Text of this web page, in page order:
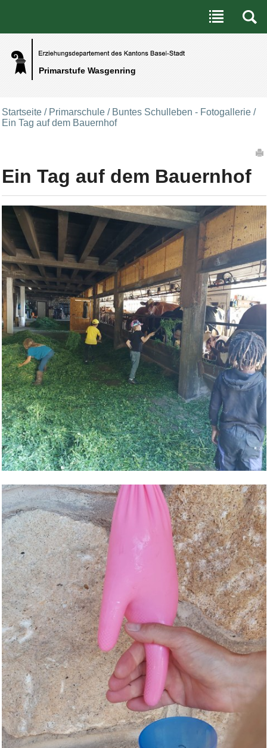
Primarstufe Wasgenring
Benutzerspezifische Werkzeuge
Direkt zum Inhalt|Direkt zur Navigation
Startseite / Primarschule / Buntes Schulleben - Fotogallerie /
Ein Tag auf dem Bauernhof
Ein Tag auf dem Bauernhof